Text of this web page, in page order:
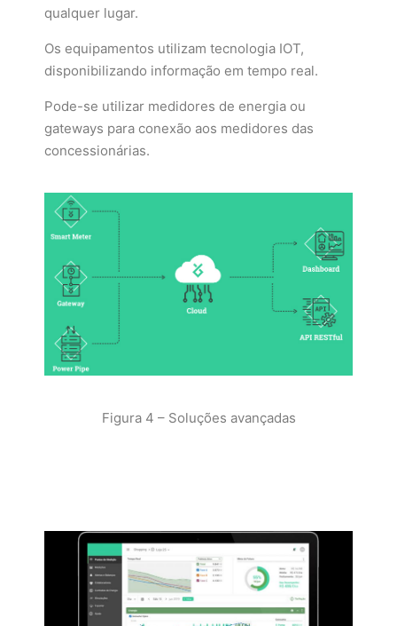
qualquer lugar.
Os equipamentos utilizam tecnologia IOT,
disponibilizando informação em tempo real.
Pode-se utilizar medidores de energia ou
gateways para conexão aos medidores das
concessionárias.
Figura 4 – Soluções avançadas